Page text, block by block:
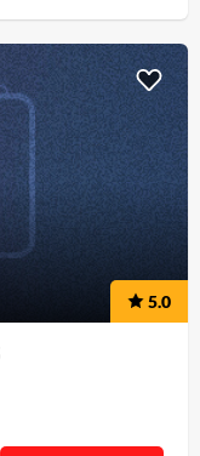
5.0